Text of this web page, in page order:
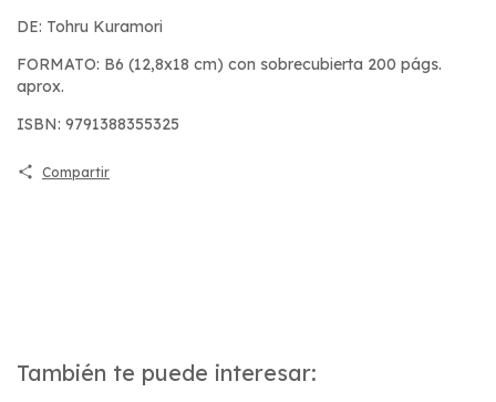
DE: Tohru Kuramori
FORMATO: B6 (12,8x18 cm) con sobrecubierta 200 págs.
aprox.
ISBN: 9791388355325
Compartir
También te puede interesar: